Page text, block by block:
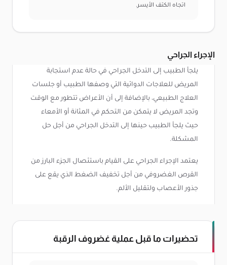
اتجاه الكتف الأيسر.
الإجراء الجراحي
يلجأ الطبيب إلى التدخل الجراحي في حالة عدم استجابة
المريض للعلاجات الدوائية التي وصفها الطبيب أو جلسات
العلاج الطبيعي، بالإضافة إلى أن الأعراض تتطور مع الوقت
وتجد المريض لا يتمكن من التحكم في المثانة أو الأمعاء
حيث يلجأ الطبيب حينها إلى التدخل الجراحي من أجل حل
المشكلة.
يعتمد الإجراء الجراحي على القيام باستئصال الجزء البارز من
القرص الغضروفي من أجل تخفيف الضغط الذي يقع على
جذور الأعصاب ولتقليل الألم.
تحضيرات ما قبل عملية غضروف الرقبة